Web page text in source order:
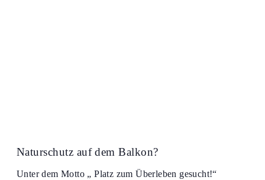
Naturschutz auf dem Balkon?
Unter dem Motto „ Platz zum Überleben gesucht!“